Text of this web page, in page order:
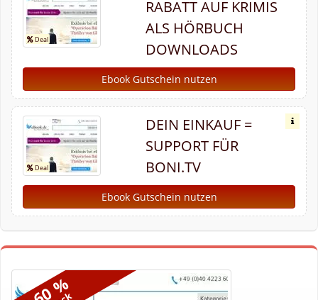
RABATT AUF KRIMIS
ALS HÖRBUCH
DOWNLOADS
Ebook Gutschein nutzen
DEIN EINKAUF =
SUPPORT FÜR
BONI.TV
Ebook Gutschein nutzen